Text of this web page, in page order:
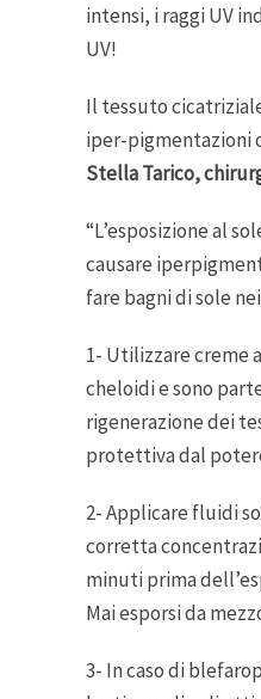
intensi, i raggi UV
UV!
Il tessuto
iper-pigmentazioni
Stella Tarico,
“L’esposizione al
causare
fare bagni di sole
1- Utilizzare creme
cheloidi e sono
rigenerazione dei
protettiva dal
2- Applicare fluidi
corretta
minuti prima
Mai esporsi da
3- In caso di